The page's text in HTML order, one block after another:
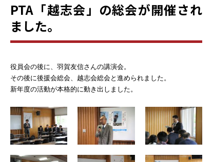
PTA「越志会」の総会が開催され
ました。
役員会の後に、羽賀友信さんの講演会。
その後に後援会総会、越志会総会と進められました。
新年度の活動が本格的に動き出しました。